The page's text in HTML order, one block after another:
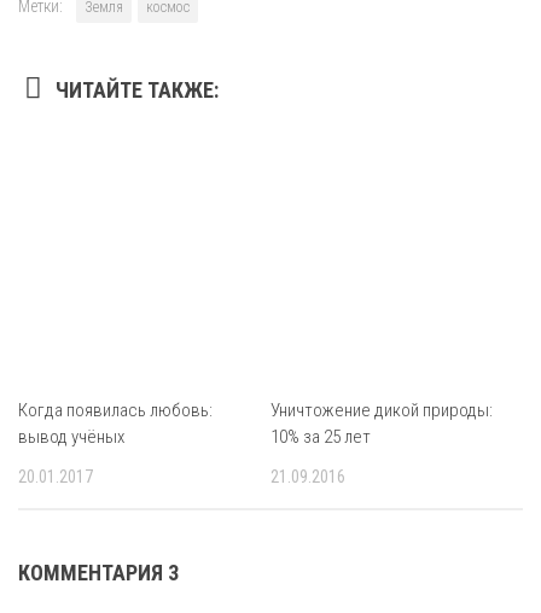
Метки: Земля космос
ЧИТАЙТЕ ТАКЖЕ:
Когда появилась любовь:
вывод учёных
20.01.2017
Уничтожение дикой природы:
10% за 25 лет
21.09.2016
КОММЕНТАРИЯ 3